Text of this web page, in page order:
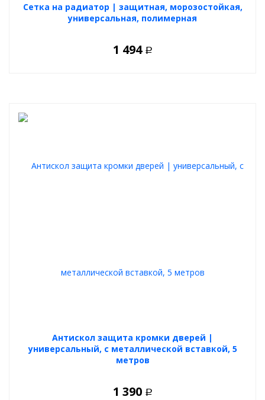
Cетка на радиатор | защитная, морозостойкая,
универсальная, полимерная
1 494 Р
Антискол защита кромки дверей |
универсальный, с металлической вставкой, 5
метров
1 390 Р